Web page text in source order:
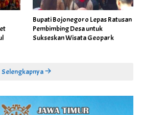
Bupati Bojonegoro Lepas Ratusan
Pembimbing Desa untuk
Sukseskan Wisata Geopark
Selengkapnya